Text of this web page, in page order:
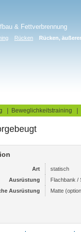
& Fettverbrennung
Rücken Rücken, äußerer
Beweglichkeitstraining
Art
statisch
Ausrüstung
Flachbank /
Ausrüstung
Matte